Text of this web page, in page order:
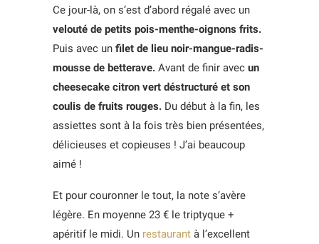
Ce jour-là, on s’est d’abord régalé avec un
velouté de petits pois-menthe-oignons frits.
Puis avec un filet de lieu noir-mangue-radis-
mousse de betterave. Avant de finir avec un
cheesecake citron vert déstructuré et son
coulis de fruits rouges. Du début à la fin, les
assiettes sont à la fois très bien présentées,
délicieuses et copieuses ! J’ai beaucoup
aimé !
Et pour couronner le tout, la note s’avère
légère. En moyenne 23 € le triptyque +
apéritif le midi. Un restaurant à l’excellent